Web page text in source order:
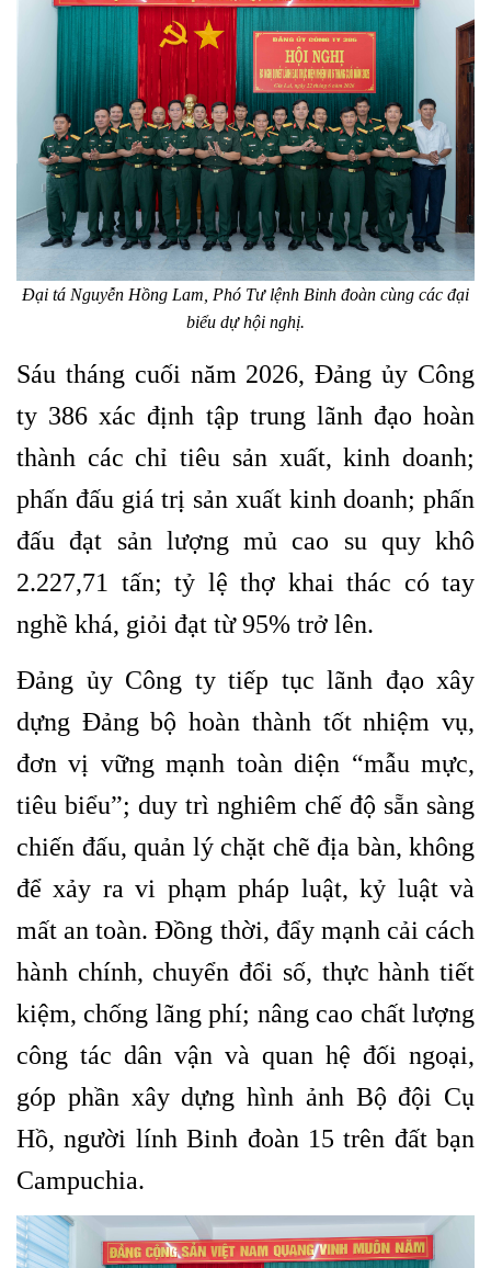
Đại tá Nguyễn Hồng Lam, Phó Tư lệnh Binh đoàn cùng các đại
biểu dự hội nghị.
Sáu tháng cuối năm 2026, Đảng ủy Công
ty 386 xác định tập trung lãnh đạo hoàn
thành các chỉ tiêu sản xuất, kinh doanh;
phấn đấu giá trị sản xuất kinh doanh; phấn
đấu đạt sản lượng mủ cao su quy khô
2.227,71 tấn; tỷ lệ thợ khai thác có tay
nghề khá, giỏi đạt từ 95% trở lên.
Đảng ủy Công ty tiếp tục lãnh đạo xây
dựng Đảng bộ hoàn thành tốt nhiệm vụ,
đơn vị vững mạnh toàn diện “mẫu mực,
tiêu biểu”; duy trì nghiêm chế độ sẵn sàng
chiến đấu, quản lý chặt chẽ địa bàn, không
để xảy ra vi phạm pháp luật, kỷ luật và
mất an toàn. Đồng thời, đẩy mạnh cải cách
hành chính, chuyển đổi số, thực hành tiết
kiệm, chống lãng phí; nâng cao chất lượng
công tác dân vận và quan hệ đối ngoại,
góp phần xây dựng hình ảnh Bộ đội Cụ
Hồ, người lính Binh đoàn 15 trên đất bạn
Campuchia.